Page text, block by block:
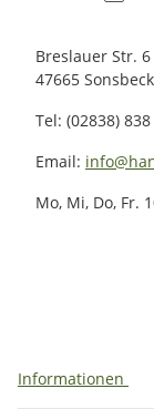
Breslauer Str. 6
47665 Sonsbeck
Tel: (02838) 838
Email:
Mo, Mi, Do, Fr.
Informationen